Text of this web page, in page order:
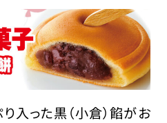
入った黒（小倉）餡がお